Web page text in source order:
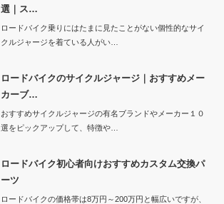
選｜ス…
ロードバイク乗りにはたまに見たことがない個性的なサイ
クルジャージを着ている人がい…
ロードバイクのサイクルジャージ｜おすすめメー
カーブ…
おすすめサイクルジャージの有名ブランドやメーカー１０
選をピックアップして、特徴や…
ロードバイク初心者向けおすすめカスタム交換パ
ーツ
ロードバイクの価格帯は8万円～200万円と幅広いですが、